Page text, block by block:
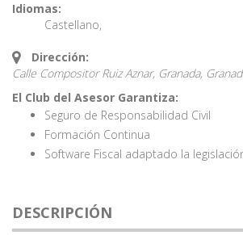
Idiomas:
Castellano,
Dirección:
Calle Compositor Ruiz Aznar, Granada,
El Club del Asesor Garantiza:
Seguro de Responsabilidad Civil
Formación Continua
Software Fiscal adaptado la
DESCRIPCIÓN